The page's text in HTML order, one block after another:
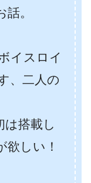
。
イスロイ
、二人の
は搭載し
しい！